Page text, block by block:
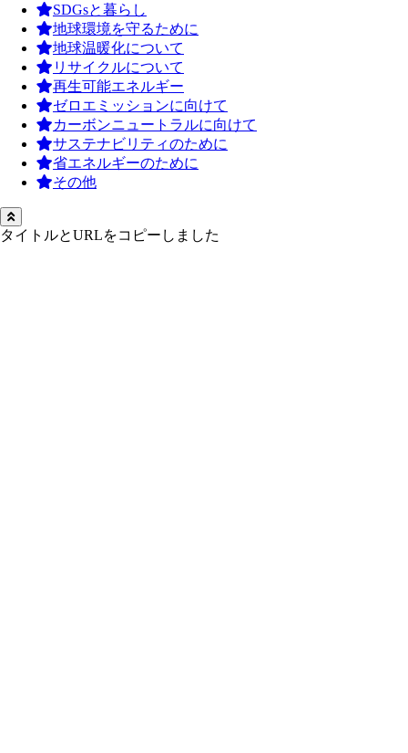
SDGsと暮らし
地球環境を守るために
地球温暖化について
リサイクルについて
再生可能エネルギー
ゼロエミッションに向けて
カーボンニュートラルに向けて
サステナビリティのために
省エネルギーのために
その他
タイトルとURLをコピーしました